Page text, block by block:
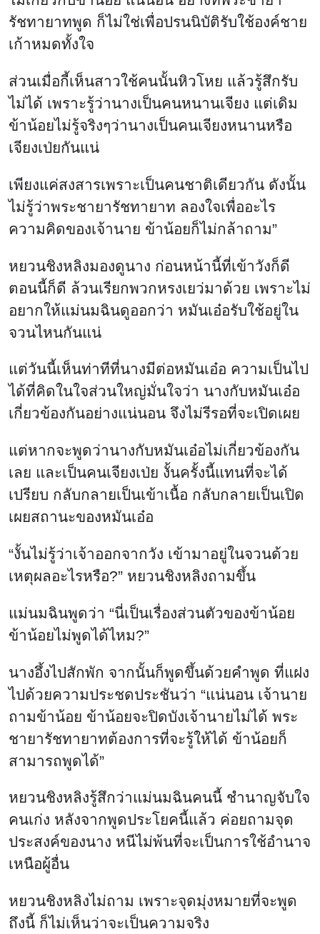
รัชทายาทพูด ก็ไม่ใช่เพื่อปรนนิบัติรับใช้องค์ชาย
เก้าหมดทั้งใจ
ส่วนเมื่อกี้เห็นสาวใช้คนนั้นหิวโหย แล้วรู้สึกรับ
ไม่ได้ เพราะรู้ว่านางเป็นคนหนานเจียง แต่เดิม
ข้าน้อยไม่รู้จริงๆว่านางเป็นคนเจียงหนานหรือ
เจียงเป่ยกันแน่
เพียงแค่สงสารเพราะเป็นคนชาติเดียวกัน ดังนั้น
ไม่รู้ว่าพระชายารัชทายาท ลองใจเพื่ออะไร
ความคิดของเจ้านาย ข้าน้อยก็ไม่กล้าถาม”
หยวนชิงหลิงมองดูนาง ก่อนหน้านี้ที่เข้าวังก็ดี
ตอนนี้ก็ดี ล้วนเรียกพวกหรงเยว่มาด้วย เพราะไม่
อยากให้แม่นมฉินดูออกว่า หมันเอ๋อรับใช้อยู่ใน
จวนไหนกันแน่